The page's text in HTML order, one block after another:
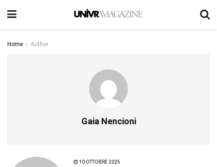
Home Author
Gaia Nencioni
10 OTTOBRE 2025